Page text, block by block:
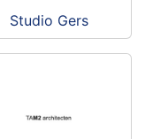
Studio Gers